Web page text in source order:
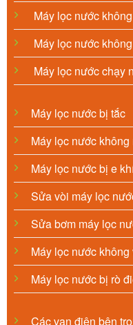
Máy lọc nước
Máy lọc nước
Máy lọc nước chạy
Máy lọc nước bị tắc
Máy lọc nước không
Máy lọc nước bị e
Sửa vòi máy lọc
Sửa bơm máy lọc
Máy lọc nước không
Máy lọc nước bị rò
Các van điện bên